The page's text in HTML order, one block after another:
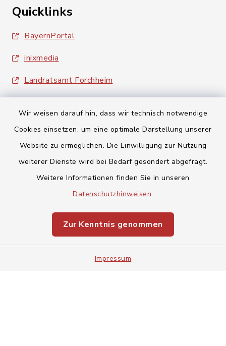
Wir weisen darauf hin, dass wir technisch notwendige
Cookies einsetzen, um eine optimale Darstellung unserer
Website zu ermöglichen. Die Einwilligung zur Nutzung
weiterer Dienste wird bei Bedarf gesondert abgefragt.
Weitere Informationen finden Sie in unseren
Datenschutzhinweisen.
Zur Kenntnis genommen
Impressum
Quicklinks
BayernPortal
inixmedia
Landratsamt Forchheim
Barrierefreiheit
Impressum
Sitemap